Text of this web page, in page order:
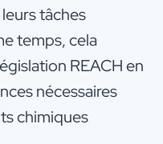
tâches
temps, cela
REACH en
nécessaires
chimiques